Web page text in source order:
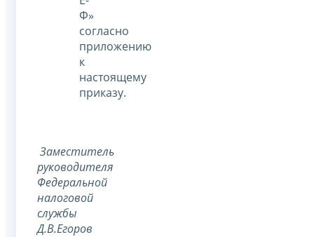
Ф»
согласно
приложению
к
настоящему
приказу.
Заместитель
руководителя
Федеральной
налоговой
службы
Д.В.Егоров